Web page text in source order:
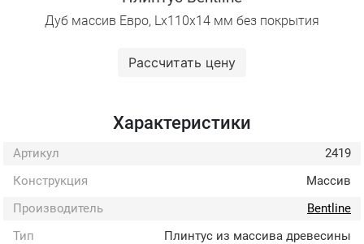
Дуб массив Евро, Lх110х14 мм без покрытия
Рассчитать цену
Характеристики
Артикул
2419
Конструкция
Массив
Производитель
Bentline
Тип
Плинтус из массива древесины